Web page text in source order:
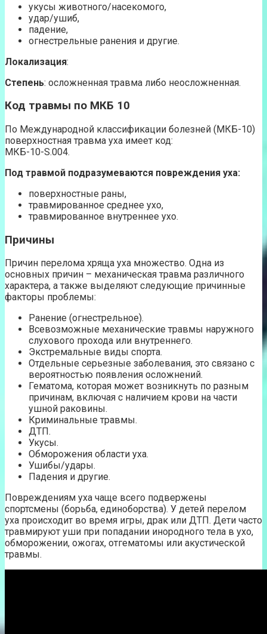
укусы животного/насекомого,
удар/ушиб,
падение,
огнестрельные ранения и другие.
Локализация:
Степень: осложненная травма либо неосложненная.
Код травмы по МКБ 10
По Международной классификации болезней (МКБ-10)
поверхностная травма уха имеет код:
МКБ-10-S.004.
Под травмой подразумеваются повреждения уха:
поверхностные раны,
травмированное среднее ухо,
травмированное внутреннее ухо.
Причины
Причин перелома хряща уха множество. Одна из
основных причин – механическая травма различного
характера, а также выделяют следующие причинные
факторы проблемы:
Ранение (огнестрельное).
Всевозможные механические травмы наружного
слухового прохода или внутреннего.
Экстремальные виды спорта.
Отдельные серьезные заболевания, это связано с
вероятностью появления осложнений.
Гематома, которая может возникнуть по разным
причинам, включая с наличием крови на части
ушной раковины.
Криминальные травмы.
ДТП.
Укусы.
Обморожения области уха.
Ушибы/удары.
Падения и другие.
Повреждениям уха чаще всего подвержены
спортсмены (борьба, единоборства). У детей перелом
уха происходит во время игры, драк или ДТП. Дети часто
травмируют уши при попадании инородного тела в ухо,
обморожении, ожогах, отгематомы или акустической
травмы.